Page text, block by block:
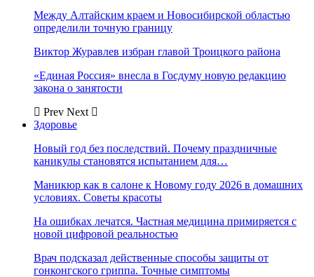
Между Алтайским краем и Новосибирской областью
определили точную границу
Виктор Журавлев избран главой Троицкого района
«Единая Россия» внесла в Госдуму новую редакцию
закона о занятости
Prev Next
Здоровье
Новый год без последствий. Почему праздничные
каникулы становятся испытанием для…
Маникюр как в салоне к Новому году 2026 в домашних
условиях. Советы красоты
На ошибках лечатся. Частная медицина примиряется с
новой цифровой реальностью
Врач подсказал действенные способы защиты от
гонконгского гриппа. Точные симптомы